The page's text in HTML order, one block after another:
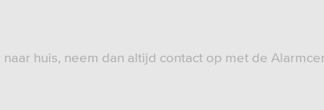
huis, neem dan altijd contact op met de